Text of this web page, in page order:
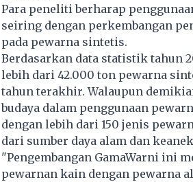
Para peneliti berharap
seiring dengan perkembangan
pada pewarna sintetis.
Berdasarkan data statistik tahun
lebih dari 42.000 ton pewarna
tahun terakhir. Walaupun
budaya dalam penggunaan
dengan lebih dari 150 jenis
dari sumber daya alam dan
"Pengembangan GamaWarni ini
pewarnan kain dengan pewarna